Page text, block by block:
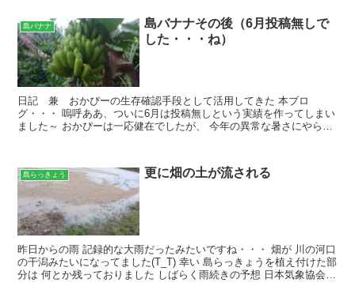
島バナナ
島バナナその後（6月投稿無しで
した・・・ね）
日記 兼 おかぴーの生存確認手段として活用してきた 本ブロ
グ・・・ 嗚呼ああ、ついに6月は投稿無しという実績を作ってしまい
ました～ おかぴーは一応健在でしたが、 今年の異常な暑さにやられ
島らっきょう 更に畑の土が流される
昨日からの雨 記録的な大雨だったみたいですね・・・ 畑が 川の河口
の干潟みたいになってました(T_T) 幸い 島らっきょうを植え付けた部
分は 何とか残っておりました しばらく雨続きの予想 日本気象協会さ